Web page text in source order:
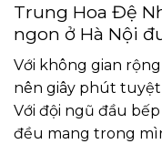
Trung Hoa Đệ
ngon ở Hà Nội
Với không gian
nên giây phút
Với đội ngũ đầu
đều mang trong